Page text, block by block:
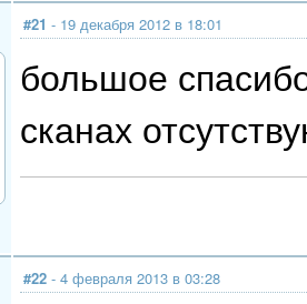
#21 - 19 декабря 2012 в 18:01
большое
сканах
#22 - 4 февраля 2013 в 03:28